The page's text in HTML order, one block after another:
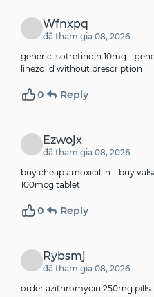
Wfnxpq
đã tham gia 08, 2026
generic isotretinoin 10mg –
linezolid without prescription
0 Reply
Ezwojx
đã tham gia 08, 2026
buy cheap amoxicillin – buy
100mcg tablet
0 Reply
Rybsmj
đã tham gia 08, 2026
order azithromycin 250mg pills